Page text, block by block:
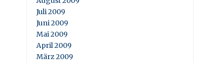
Juli 2009
Juni 2009
Mai 2009
April 2009
März 2009